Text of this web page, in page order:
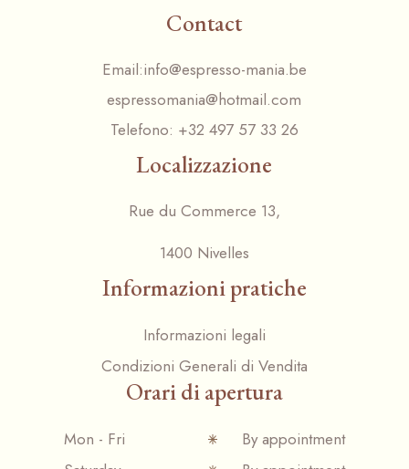
Contact
Email:info@espresso-mania.be
espressomania@hotmail.com
Telefono: +32 497 57 33 26
Localizzazione
Rue du Commerce 13,
1400 Nivelles
Informazioni pratiche
Informazioni legali
Condizioni Generali di Vendita
Orari di apertura
Mon - Fri
By appointment